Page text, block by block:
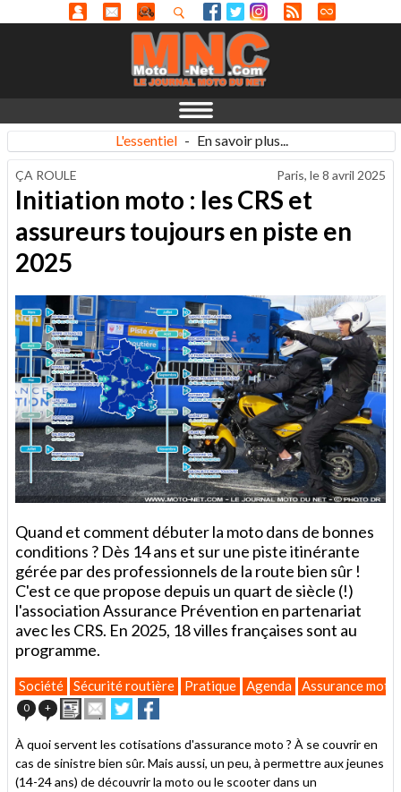
L'essentiel - En savoir plus...
ÇA ROULE Paris, le8 avril 2025
Initiation moto : les CRS et
assureurs toujours en piste en
2025
Quand et comment débuter la moto dans de bonnes
conditions ? Dès 14 ans et sur une piste itinérante
gérée par des professionnels de la route bien sûr !
C'est ce que propose depuis un quart de siècle (!)
l'association Assurance Prévention en partenariat
avec les CRS. En 2025, 18 villes françaises sont au
programme.
Société Sécurité routière Pratique Agenda Assurance moto
0 + ImprimerEnvoyer
cet
à
un
ami
Partager
sur
sur
À quoi servent les cotisations d'assurance moto ? À se couvrir en
cas de sinistre bien sûr. Mais aussi, un peu, à permettre aux jeunes
(14-24 ans) de découvrir la moto ou le scooter dans un